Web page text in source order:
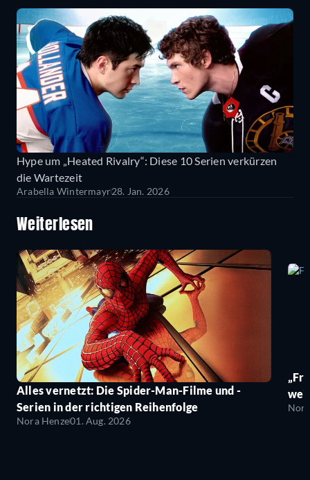
Hype um „Heated Rivalry“: Diese 10 Serien verkürzen
die Wartezeit
Arabella Wintermayr28. Jan. 2026
Weiterlesen
Alles vernetzt: Die Spider-Man-Filme und -
Serien in der richtigen Reihenfolge
Nora Henze01. Aug. 2026